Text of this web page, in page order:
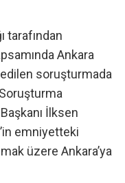
tarafından
Ankara
soruşturmada
İlksen
emniyetteki
üzere Ankara’ya